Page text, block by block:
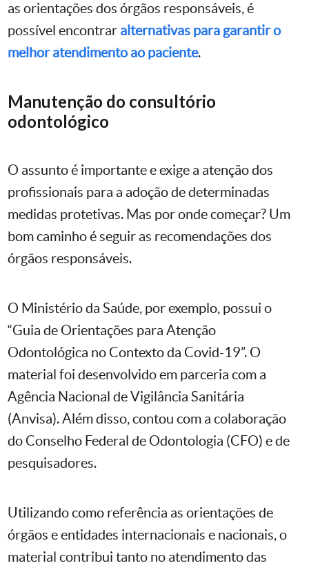
as orientações dos órgãos responsáveis, é
possível encontrar alternativas para garantir o
melhor atendimento ao paciente.
Manutenção do consultório
odontológico
O assunto é importante e exige a atenção dos
profissionais para a adoção de determinadas
medidas protetivas. Mas por onde começar? Um
bom caminho é seguir as recomendações dos
órgãos responsáveis.
O Ministério da Saúde, por exemplo, possui o
“Guia de Orientações para Atenção
Odontológica no Contexto da Covid-19”. O
material foi desenvolvido em parceria com a
Agência Nacional de Vigilância Sanitária
(Anvisa). Além disso, contou com a colaboração
do Conselho Federal de Odontologia (CFO) e de
pesquisadores.
Utilizando como referência as orientações de
órgãos e entidades internacionais e nacionais, o
material contribui tanto no atendimento das